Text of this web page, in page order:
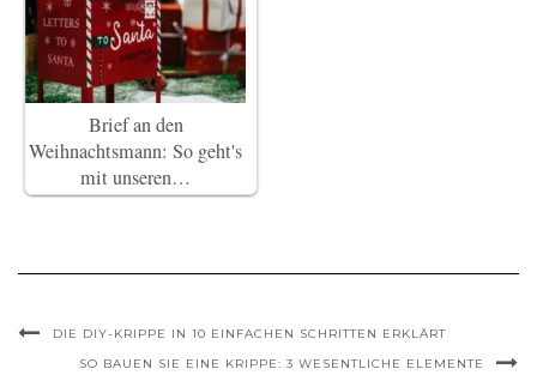
Brief an den
Weihnachtsmann: So geht's
mit unseren…
DIE DIY-KRIPPE IN 10 EINFACHEN SCHRITTEN ERKLÄRT
SO BAUEN SIE EINE KRIPPE: 3 WESENTLICHE ELEMENTE